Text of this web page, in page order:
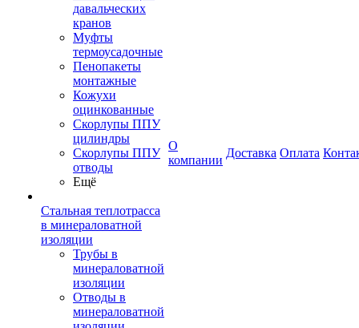
давальческих
кранов
Муфты
термоусадочные
Пенопакеты
монтажные
Кожухи
оцинкованные
Скорлупы ППУ
цилиндры
Скорлупы ППУ
отводы
Ещё
Стальная теплотрасса
в минераловатной
изоляции
Трубы в
минераловатной
изоляции
Отводы в
минераловатной
О
компании
Доставка Оплата